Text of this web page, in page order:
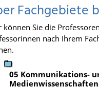
Fachgebiete
können Sie die
nach Ihrem
05 Kommunikations-
Medienwissenschaften